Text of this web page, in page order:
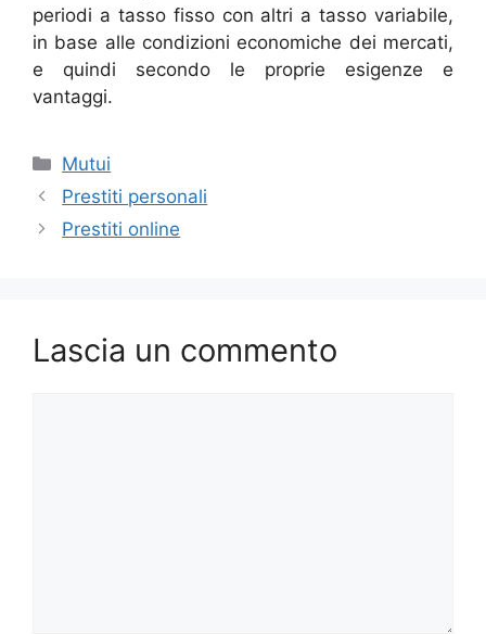
periodi a tasso fisso con altri a tasso variabile,
in base alle condizioni economiche dei mercati,
e quindi secondo le proprie esigenze e
vantaggi.
Categorie
Mutui
Prestiti personali
Prestiti online
Lascia un commento